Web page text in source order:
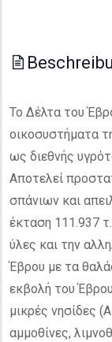
Το Δέλτα του
οικοσυστήματα
ως διεθνής
Αποτελεί
σπάνιων και
έκταση 111.937
ύλες και την
Έβρου με τα
εκβολή του
μικρές νησίδες
αμμοθίνες,